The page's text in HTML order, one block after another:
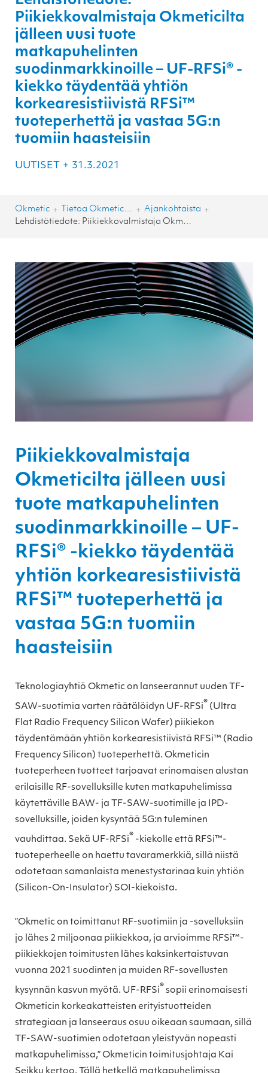
Piikiekkovalmistaja Okmeticilta
jälleen uusi tuote
matkapuhelinten
suodinmarkkinoille – UF-RFSi® -
kiekko täydentää yhtiön
korkearesistiivistä RFSi™
tuoteperhettä ja vastaa 5G:n
tuomiin haasteisiin
UUTISET + 31.3.2021
Okmetic + Tietoa Okmeticista + Ajankohtaista +
Lehdistötiedote: Piikiekkovalmistaja Okmeticilta jälleen uusi tuote matkapuhelinten suodinmarkkinoille – UF-RFSi® -kiekko täydentää yhtiön korkearesistiivistä RFSi™ tuoteperhettä ja vastaa 5G:n tuomiin haasteisiin
Piikiekkovalmistaja
Okmeticilta jälleen uusi
tuote matkapuhelinten
suodinmarkkinoille – UF-
RFSi® -kiekko täydentää
yhtiön korkearesistiivistä
RFSi™ tuoteperhettä ja
vastaa 5G:n tuomiin
haasteisiin
Teknologiayhtiö Okmetic on lanseerannut uuden TF-
SAW-suotimia varten räätälöidyn UF-RFSi® (Ultra
Flat Radio Frequency Silicon Wafer) piikiekon
täydentämään yhtiön korkearesistiivistä RFSi™ (Radio
Frequency Silicon) tuoteperhettä. Okmeticin
tuoteperheen tuotteet tarjoavat erinomaisen alustan
erilaisille RF-sovelluksille kuten matkapuhelimissa
käytettäville BAW- ja TF-SAW-suotimille ja IPD-
sovelluksille, joiden kysyntää 5G:n tuleminen
vauhdittaa. Sekä UF-RFSi® -kiekolle että RFSi™-
tuoteperheelle on haettu tavaramerkkiä, sillä niistä
odotetaan samanlaista menestystarinaa kuin yhtiön
(Silicon-On-Insulator) SOI-kiekoista.
”Okmetic on toimittanut RF-suotimiin ja -sovelluksiin
jo lähes 2 miljoonaa piikiekkoa, ja arvioimme RFSi™-
piikiekkojen toimitusten lähes kaksinkertaistuvan
vuonna 2021 suodinten ja muiden RF-sovellusten
kysynnän kasvun myötä. UF-RFSi® sopii erinomaisesti
Okmeticin korkeakatteisten erityistuotteiden
strategiaan ja lanseeraus osuu oikeaan saumaan, sillä
TF-SAW-suotimien odotetaan yleistyvän nopeasti
matkapuhelimissa,” Okmeticin toimitusjohtaja Kai